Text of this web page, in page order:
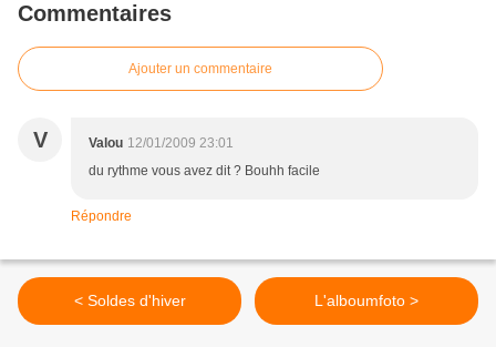
Commentaires
Ajouter un commentaire
V Valou 12/01/2009 23:01
du rythme vous avez dit ? Bouhh facile
Répondre
< Soldes d'hiver L'alboumfoto >